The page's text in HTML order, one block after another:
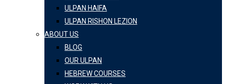
ULPAN HAIFA
ULPAN RISHON LEZION
ABOUT US
BLOG
OUR ULPAN
HEBREW COURSES